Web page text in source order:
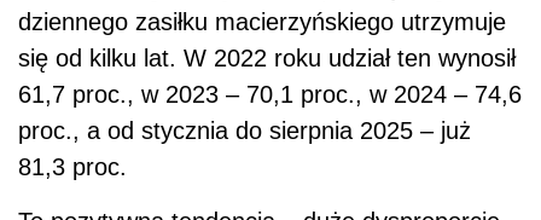
dziennego zasiłku macierzyńskiego utrzymuje
się od kilku lat. W 2022 roku udział ten wynosił
61,7 proc., w 2023 – 70,1 proc., w 2024 – 74,6
proc., a od stycznia do sierpnia 2025 – już
81,3 proc.